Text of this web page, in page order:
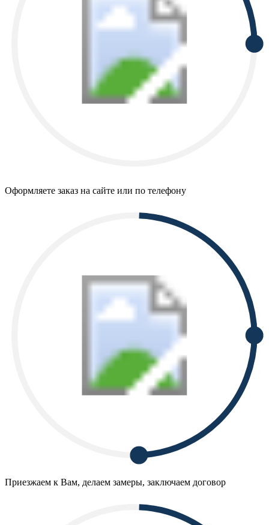
Оформляете заказ на сайте или по телефону
Приезжаем к Вам, делаем замеры, заключаем договор